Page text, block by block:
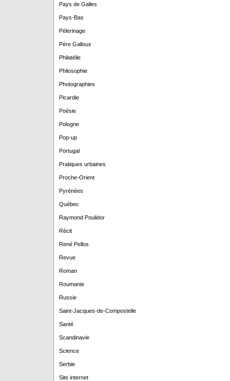
Pays de Galles
Pays-Bas
Pélerinage
Père Galloux
Philatélie
Philosophie
Photographies
Picardie
Poèsie
Pologne
Pop-up
Portugal
Pratiques urbaines
Proche-Orient
Pyrénées
Québec
Raymond Poulidor
Récit
René Pellos
Revue
Roman
Roumanie
Russie
Saint-Jacques-de-Compostelle
Santé
Scandinavie
Science
Serbie
Site internet